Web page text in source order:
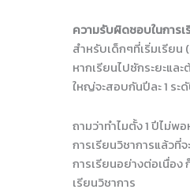
ความรับผิดชอบในการเ
สำหรับเด็กๆที่เริ่มเรีย
หากเรียนไปซักระยะแล
ใหญ่จะสอบกันปีละ 1 ระ
ถามว่าทำไมตั้ง 1 ปีไม่พ
การเรียนวิชาการแล้ว
การเรียนอย่างต่อเนื่อง
เรียนวิชาการ